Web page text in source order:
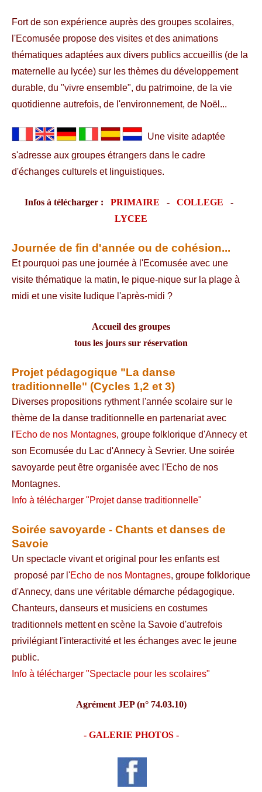
Fort de son expérience auprès des groupes scolaires,
l'Ecomusée propose des visites et des animations
thématiques adaptées aux divers publics accueillis (de la
maternelle au lycée) sur les thèmes du développement
durable, du "vivre ensemble", du patrimoine, de la vie
quotidienne autrefois, de l'environnement, de Noël...
Une visite adaptée
s'adresse aux groupes étrangers dans le cadre
d'échanges culturels et linguistiques.
Infos à télécharger : PRIMAIRE - COLLEGE -
LYCEE
Journée de fin d'année ou de cohésion...
Et pourquoi pas une journée à l'Ecomusée avec une
visite thématique la matin, le pique-nique sur la plage à
midi et une visite ludique l'après-midi ?
Accueil des groupes
tous les jours sur réservation
Projet pédagogique "La danse
traditionnelle" (Cycles 1,2 et 3)
Diverses propositions rythment l'année scolaire sur le
thème de la danse traditionnelle en partenariat avec
l'Echo de nos Montagnes, groupe folklorique d'Annecy et
son Ecomusée du Lac d'Annecy à Sevrier. Une soirée
savoyarde peut être organisée avec l'Echo de nos
Montagnes.
Info à télécharger "Projet danse traditionnelle"
Soirée savoyarde - Chants et danses de
Savoie
Un spectacle vivant et original pour les enfants est
proposé par l'Echo de nos Montagnes, groupe folklorique
d'Annecy, dans une véritable démarche pédagogique.
Chanteurs, danseurs et musiciens en costumes
traditionnels mettent en scène la Savoie d'autrefois
privilégiant l'interactivité et les échanges avec le jeune
public.
Info à télécharger "Spectacle pour les scolaires"
Agrément JEP (n° 74.03.10)
- GALERIE PHOTOS -